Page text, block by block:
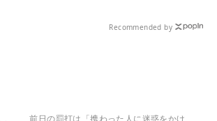
Recommended by
前日の罰打は「携わった人に迷惑をかけ